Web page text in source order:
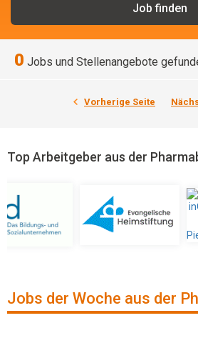
0 Jobs und Stellenangebote
Vorherige Seite
Top Arbeitgeber aus der
Jobs der Woche aus der